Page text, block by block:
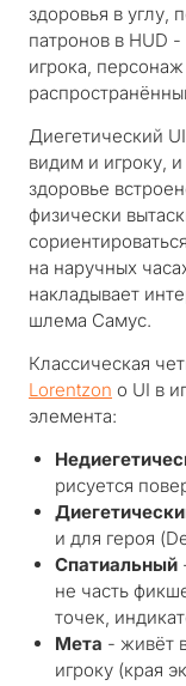
здоровья в углу,
патронов в HUD
игрока,
Диегетический
видим и игроку,
здоровье
физически
на наручных
накладывает
шлема Самус.
Классическая
Lorentzon о UI в
элемента:
рисуется
и для героя
Спатиальный
не часть
точек,
Мета - живёт
игроку (края